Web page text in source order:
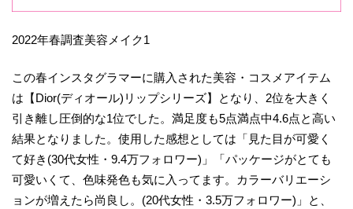
2022年春調査美容メイク1
この春インスタグラマーに購入された美容・コスメアイテム
は【Dior(ディオール)リップシリーズ】となり、2位を大きく
引き離し圧倒的な1位でした。満足度も5点満点中4.6点と高い
結果となりました。使用した感想としては「見た目が可愛く
て好き(30代女性・9.4万フォロワー)」「パッケージがとても
可愛いくて、色味発色も気に入ってます。カラーバリエーシ
ョンが増えたら尚良し。(20代女性・3.5万フォロワー)」と、